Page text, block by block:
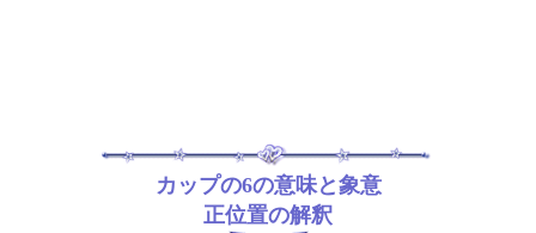
カップの6の意味と象意
正位置の解釈